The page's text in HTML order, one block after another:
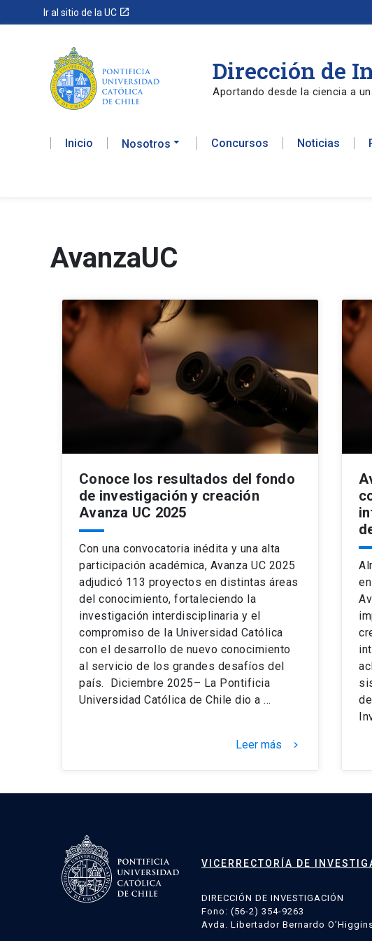
Ir al sitio de la UC launch
Dirección de
Aportando desde la ciencia a
Inicio Nosotros Concursos Noticias
AvanzaUC
Conoce los resultados del fondo
de investigación y creación
Avanza UC 2025
Con una convocatoria inédita y una alta
participación académica, Avanza UC 2025
adjudicó 113 proyectos en distintas áreas
del conocimiento, fortaleciendo la
investigación interdisciplinaria y el
compromiso de la Universidad Católica
con el desarrollo de nuevo conocimiento
al servicio de los grandes desafíos del
país. Diciembre 2025– La Pontificia
Universidad Católica de Chile dio a …
Leer más keyboard_arrow_right
VICERRECTORÍA DE
DIRECCIÓN DE INVESTIGACIÓN
Fono: (56-2) 354-9263
Avda. Libertador Bernardo